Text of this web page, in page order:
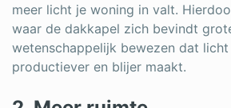
meer licht je woning in valt.
waar de dakkapel zich bevindt
wetenschappelijk bewezen dat licht
productiever en blijer maakt.